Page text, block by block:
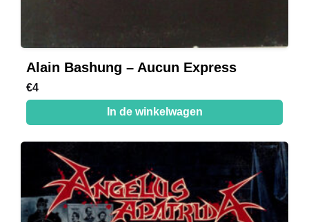
Alain Bashung – Aucun Express
€4
In de winkelwagen